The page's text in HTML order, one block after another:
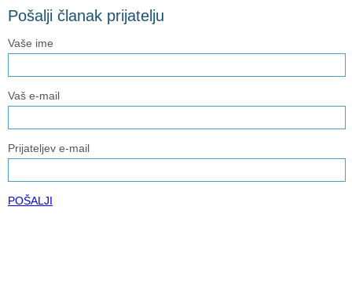
Pošalji članak prijatelju
Vaše ime
Vaš e-mail
Prijateljev e-mail
POŠALJI